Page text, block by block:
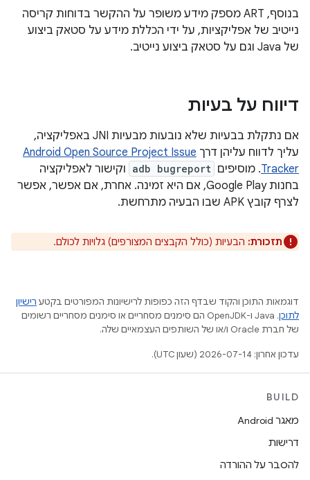
בנוסף, ART מספק מידע משופר על ההקשר בדוחות קריסה
נייטיב של אפליקציות, על ידי הכללת מידע על סטאק ביצוע
של Java וגם על סטאק ביצוע נייטיב.
דיווח על בעיות
אם נתקלת בבעיות שלא נובעות מבעיות JNI באפליקציה,
עליך לדווח עליהן דרך Android Open Source Project Issue
Tracker. מוסיפים adb bugreport וקישור לאפליקציה
בחנות Google Play, אם היא זמינה. אחרת, אם אפשר, אפשר
לצרף קובץ APK שבו הבעיה מתרחשת.
תזכורת: הבעיות (כולל הקבצים המצורפים) גלויות לכולם.
דוגמאות התוכן והקוד שבדף הזה כפופות לרישיונות המפורטים בקטע רישיון
לתוכן
.‏ Java ו-OpenJDK הם סימנים מסחריים או סימנים מסחריים רשומים
של חברת Oracle ו/או של השותפים העצמאיים שלה.
עדכון אחרון: 2026-07-14 (שעון UTC).
BUILD
מאגר Android
דרישות
להסבר על ההורדה